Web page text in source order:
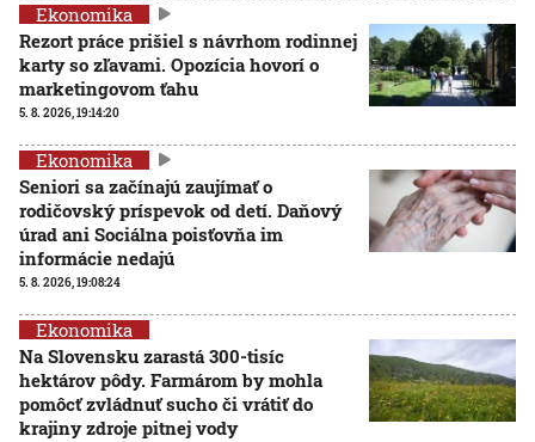
Ekonomika
Rezort práce prišiel s návrhom rodinnej
karty so zľavami. Opozícia hovorí o
marketingovom ťahu
5. 8. 2026, 19:14:20
Ekonomika
Seniori sa začínajú zaujímať o
rodičovský príspevok od detí. Daňový
úrad ani Sociálna poisťovňa im
informácie nedajú
5. 8. 2026, 19:08:24
Ekonomika
Na Slovensku zarastá 300-tisíc
hektárov pôdy. Farmárom by mohla
pomôcť zvládnuť sucho či vrátiť do
krajiny zdroje pitnej vody